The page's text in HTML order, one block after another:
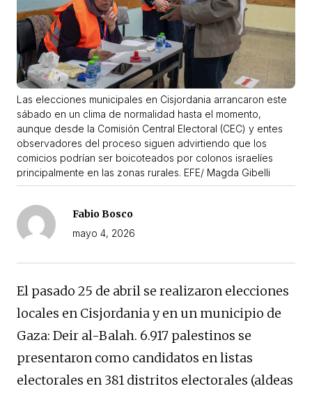
Las elecciones municipales en Cisjordania arrancaron este
sábado en un clima de normalidad hasta el momento,
aunque desde la Comisión Central Electoral (CEC) y entes
observadores del proceso siguen advirtiendo que los
comicios podrían ser boicoteados por colonos israelíes
principalmente en las zonas rurales. EFE/ Magda Gibelli
Fabio Bosco
mayo 4, 2026
El pasado 25 de abril se realizaron elecciones
locales en Cisjordania y en un municipio de
Gaza: Deir al-Balah. 6.917 palestinos se
presentaron como candidatos en listas
electorales en 381 distritos electorales (aldeas